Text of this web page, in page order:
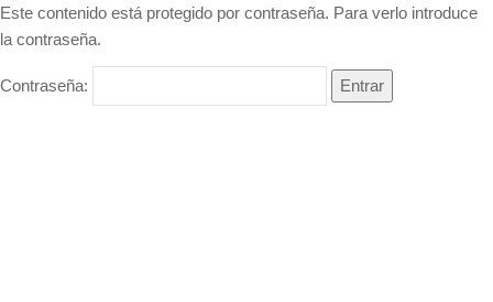
Este contenido está protegido por contraseña. Para verlo introduce
la contraseña.
Contraseña: